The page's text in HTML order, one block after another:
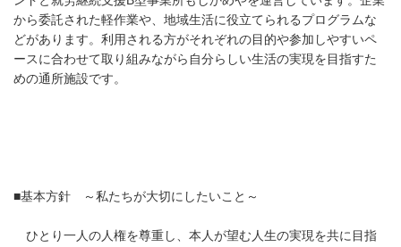
から委託された軽作業や、地域生活に役立てられるプログラムな
どがあります。利用される方がそれぞれの目的や参加しやすいペ
ースに合わせて取り組みながら自分らしい生活の実現を目指すた
めの通所施設です。
■基本方針 ～私たちが大切にしたいこと～
ひとり一人の人権を尊重し、本人が望む人生の実現を共に目指